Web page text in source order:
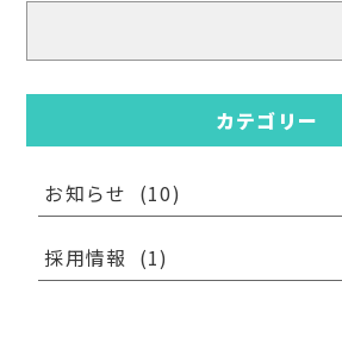
カテゴリー
お知らせ (10)
採用情報 (1)